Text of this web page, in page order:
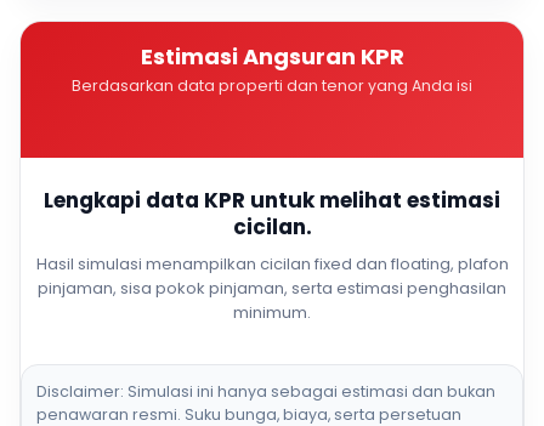
Estimasi Angsuran KPR
Berdasarkan data properti dan tenor yang Anda isi
Lengkapi data KPR untuk melihat estimasi
cicilan.
Hasil simulasi menampilkan cicilan fixed dan floating, plafon
pinjaman, sisa pokok pinjaman, serta estimasi penghasilan
minimum.
Disclaimer: Simulasi ini hanya sebagai estimasi dan bukan
penawaran resmi. Suku bunga, biaya, serta persetuan